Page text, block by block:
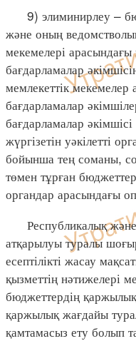
9) элиминирлеу –
және оның
мекемелері
бағдарламалар
мемлекеттік
бағдарламалар
бағдарламалар
жүргізетін уәкілетті
бойынша тең соманы,
төмен тұрған
органдар арасындағы
Республикалық және
атқарылуы туралы
есептілікті жасау
қызметтің нәтижелері
бюджеттердің
қаржылық жағдайы
қамтамасыз ету болып